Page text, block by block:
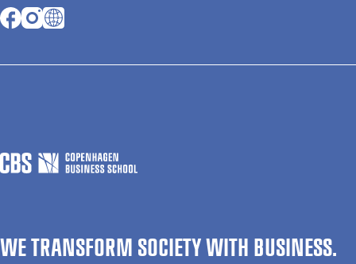
Opens in a new tab
Opens in a new tab
Opens in a new tab
WE TRANSFORM SOCIETY WITH BUSINESS.